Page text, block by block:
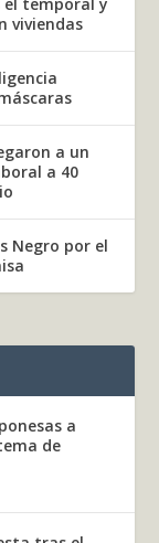
el temporal y
viviendas
a un
a 40
Negro por el
a
de